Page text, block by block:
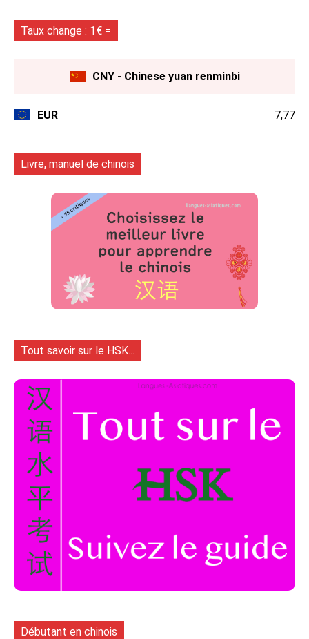
Taux change : 1€ =
CNY - Chinese yuan renminbi
EUR 7,77
Livre, manuel de chinois
Tout savoir sur le HSK...
Débutant en chinois